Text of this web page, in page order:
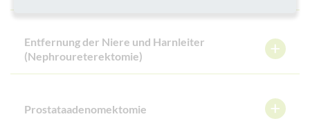
Entfernung der Niere und Harnleiter
(Nephroureterektomie)
Prostataadenomektomie